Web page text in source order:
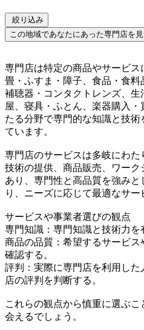
絞り込み
この地域であなたにあった専門店を
専門店は特定の商品やサービス
畳・ふすま・障子、食品・食料
補聴器・コンタクトレンズ、
屋、寝具・ふとん、楽器購入
たる分野で専門的な知識と技
ています。
専門店のサービスは多岐にわ
技術の提供、商品販売、ワー
あり、専門性と高品質を強み
り、ニーズに応じて最適なサー
サービスや事業者選びの観点
専門知識：専門知識と技術力を
商品の品質：希望するサービ
確認する。
評判：実際に専門店を利用した
店の評判を判断する。
これらの観点から慎重に選ぶ
会えるでしょう。